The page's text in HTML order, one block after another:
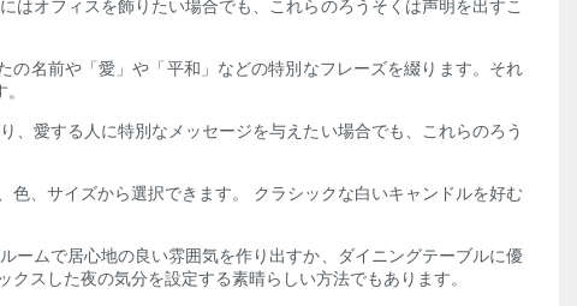
オフィスを飾りたい場合でも、これらのろうそくは声明を出すこ
名前や「愛」や「平和」などの特別なフレーズを綴ります。それ
愛する人に特別なメッセージを与えたい場合でも、これらのろう
、サイズから選択できます。 クラシックな白いキャンドルを好む
ームで居心地の良い雰囲気を作り出すか、ダイニングテーブルに優
スした夜の気分を設定する素晴らしい方法でもあります。